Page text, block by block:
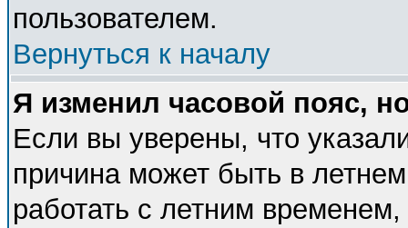
пользователем.
Вернуться к началу
Я изменил часовой пояс,
Если вы уверены, что
причина может быть в
работать с летним временем,